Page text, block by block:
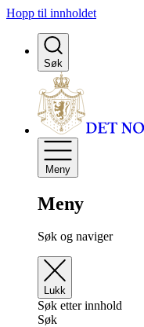
Hopp til innholdet
Søk
Meny
Meny
Søk og naviger
Lukk
Søk etter innhold
Søk